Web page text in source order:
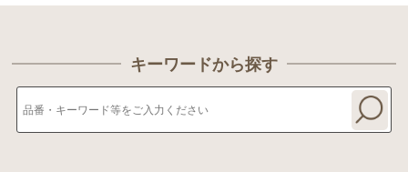
キーワードから探す